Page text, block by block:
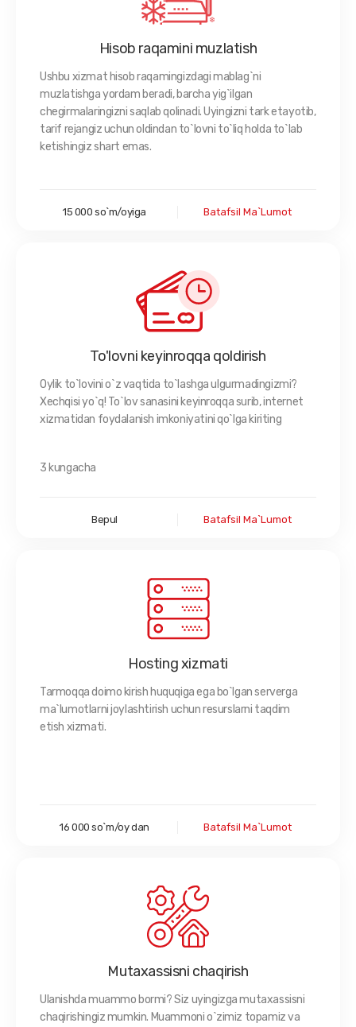
Hisob raqamini muzlatish
Ushbu xizmat hisob raqamingizdagi mablag`ni
muzlatishga yordam beradi, barcha yig`ilgan
chegirmalaringizni saqlab qolinadi. Uyingizni tark etayotib,
tarif rejangiz uchun oldindan to`lovni to`liq holda to`lab
ketishingiz shart emas.
15 000 so`m/oyiga Batafsil Ma`lumot
To'lovni keyinroqqa qoldirish
Oylik to`lovini o`z vaqtida to`lashga ulgurmadingizmi?
Xechqisi yo`q! To`lov sanasini keyinroqqa surib, internet
xizmatidan foydalanish imkoniyatini qo`lga kiriting
3 kungacha
Bepul Batafsil Ma`lumot
Hosting xizmati
Tarmoqqa doimo kirish huquqiga ega bo`lgan serverga
ma`lumotlarni joylashtirish uchun resurslarni taqdim
etish xizmati.
16 000 so`m/oy dan Batafsil Ma`lumot
Mutaxassisni chaqirish
Ulanishda muammo bormi? Siz uyingizga mutaxassisni
chaqirishingiz mumkin. Muammoni o`zimiz topamiz va